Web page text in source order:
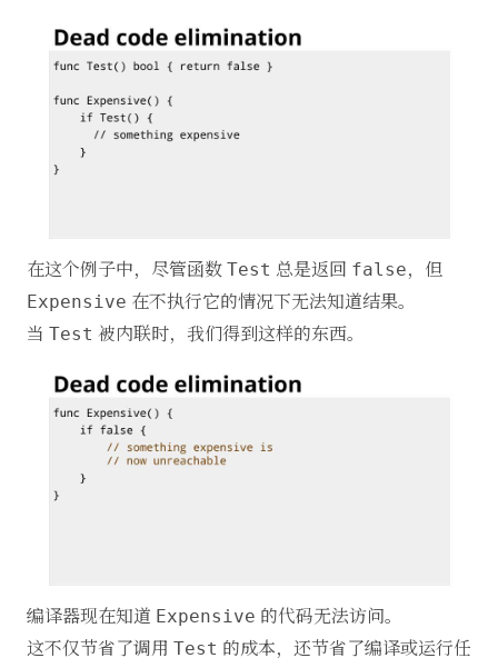
在这个例子中，尽管函数 Test 总是返回 false，但
Expensive 在不执行它的情况下无法知道结果。
当 Test 被内联时，我们得到这样的东西。
编译器现在知道 Expensive 的代码无法访问。
这不仅节省了调用 Test 的成本，还节省了编译或运行任